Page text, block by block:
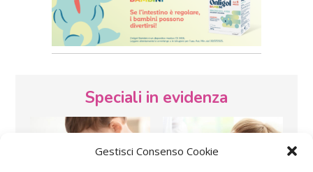
Gestisci Consenso Cookie
Speciali in evidenza